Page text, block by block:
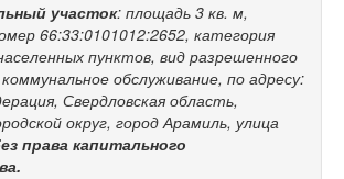
участок: площадь 3 кв. м,
66:33:0101012:2652, категория
пунктов, вид разрешенного
обслуживание, по адресу:
Свердловская область,
округ, город Арамиль, улица
права капитального